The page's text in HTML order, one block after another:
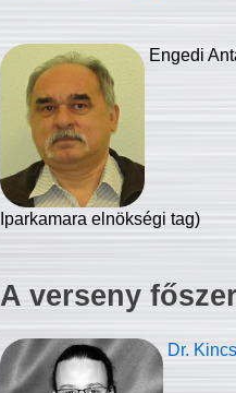
Engedi
Iparkamara elnökségi tag)
A verseny
Dr.